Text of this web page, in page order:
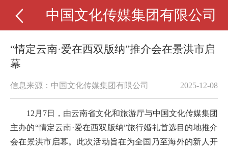
中国文化传媒集团有限公司
“情定云南·爱在西双版纳”推介会在景洪市启
幕
信息来源：中国文化传媒集团有限公司 2025-12-08
12 月 7日，由云南省文化和旅游厅与中国文化传媒集团
主办的“情定云南·爱在西双版纳”旅行婚礼首选目的地推介
会在景洪市启幕。此次活动旨在为全国乃至海外的新人开